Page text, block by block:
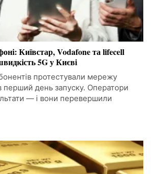
Київстар, Vodafone та lifecell
5G у Києві
протестували мережу
перший день запуску. Оператори
— і вони перевершили